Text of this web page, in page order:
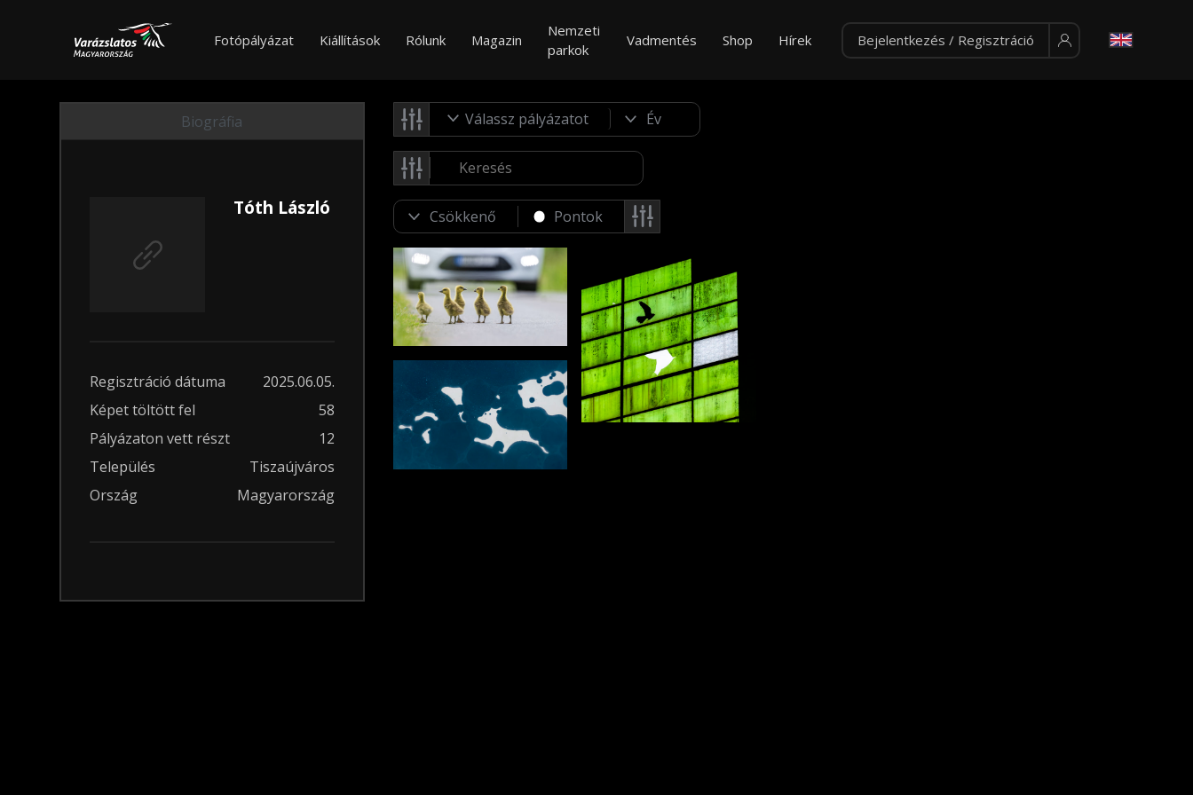
Fotópályázat Kiállítások Rólunk Magazin
Nemzeti
parkok
Vadmentés Shop Hírek Bejelentkezés / Regisztráció
Biográfia
Tóth László
Regisztráció dátuma
2025.06.05.
Képet töltött fel
58
Pályázaton vett részt
12
Település
Tiszaújváros
Ország
Magyarország
Válassz pályázatot
Pontok